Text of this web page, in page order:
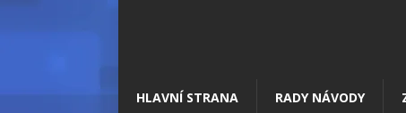
HLAVNÍ STRANA RADY NÁVODY